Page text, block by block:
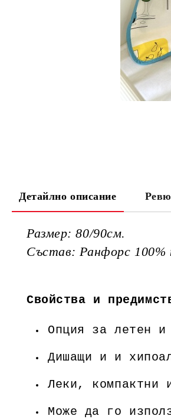
Детайлно описание
Размер: 80/90см.
Състав: Ранфорс 100%
Свойства и
Опция за летен
Дишащи и и
Леки, компактни
Може да го